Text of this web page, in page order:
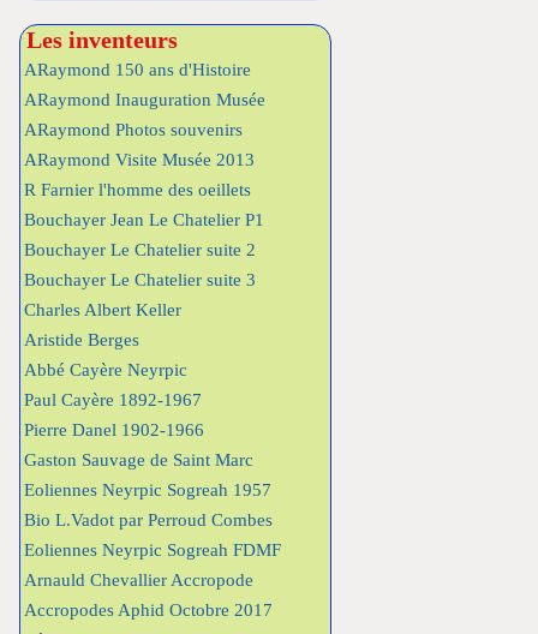
Les inventeurs
ARaymond 150 ans d'Histoire
ARaymond Inauguration Musée
ARaymond Photos souvenirs
ARaymond Visite Musée 2013
R Farnier l'homme des oeillets
Bouchayer Jean Le Chatelier P1
Bouchayer Le Chatelier suite 2
Bouchayer Le Chatelier suite 3
Charles Albert Keller
Aristide Berges
Abbé Cayère Neyrpic
Paul Cayère 1892-1967
Pierre Danel 1902-1966
Gaston Sauvage de Saint Marc
Eoliennes Neyrpic Sogreah 1957
Bio L.Vadot par Perroud Combes
Eoliennes Neyrpic Sogreah FDMF
Arnauld Chevallier Accropode
Accropodes Aphid Octobre 2017